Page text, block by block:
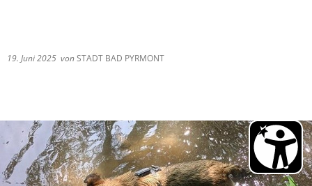
19. Juni 2025 vonSTADT BAD PYRMONT